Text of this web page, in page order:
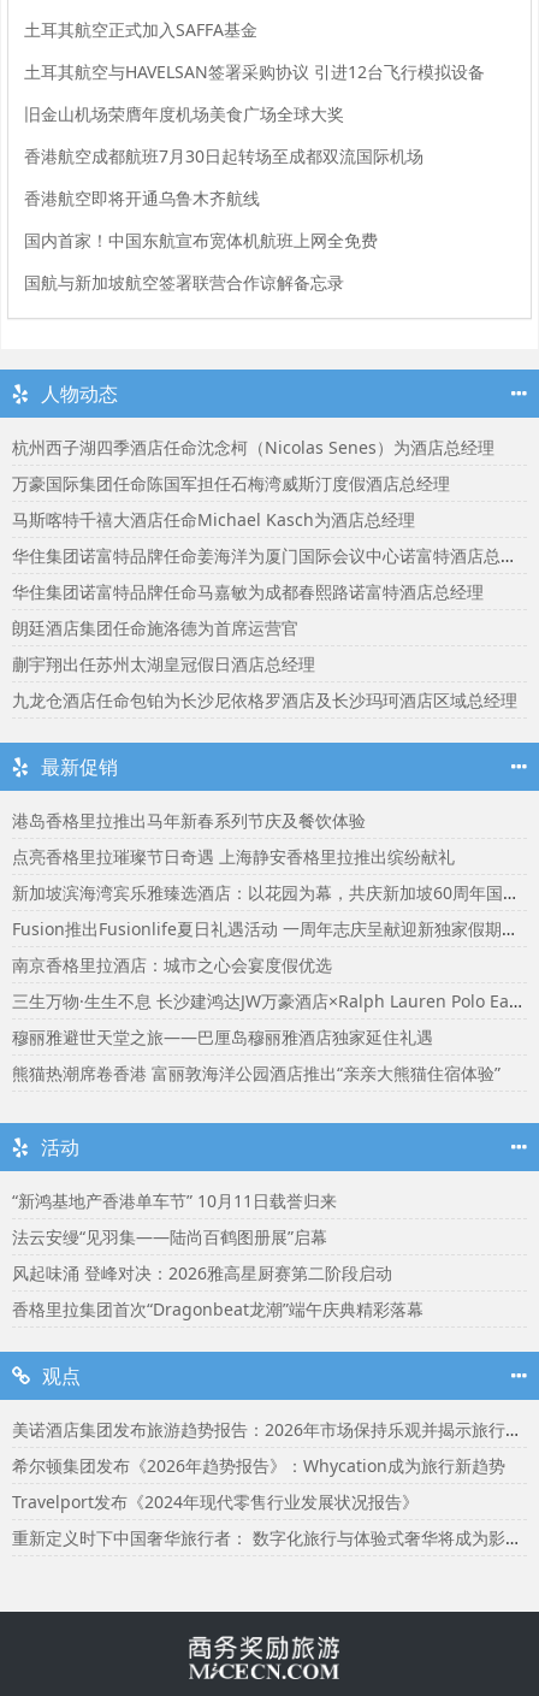
土耳其航空正式加入SAFFA基金
土耳其航空与HAVELSAN签署采购协议 引进12台飞行模拟设备
旧金山机场荣膺年度机场美食广场全球大奖
香港航空成都航班7月30日起转场至成都双流国际机场
香港航空即将开通乌鲁木齐航线
国内首家！中国东航宣布宽体机航班上网全免费
国航与新加坡航空签署联营合作谅解备忘录
人物动态
杭州西子湖四季酒店任命沈念柯（Nicolas Senes）为酒店总经理
万豪国际集团任命陈国军担任石梅湾威斯汀度假酒店总经理
马斯喀特千禧大酒店任命Michael Kasch为酒店总经理
华住集团诺富特品牌任命姜海洋为厦门国际会议中心诺富特酒店总经理
华住集团诺富特品牌任命马嘉敏为成都春熙路诺富特酒店总经理
朗廷酒店集团任命施洛德为首席运营官
蒯宇翔出任苏州太湖皇冠假日酒店总经理
九龙仓酒店任命包铂为长沙尼依格罗酒店及长沙玛珂酒店区域总经理
最新促销
港岛香格里拉推出马年新春系列节庆及餐饮体验
点亮香格里拉璀璨节日奇遇 上海静安香格里拉推出缤纷献礼
新加坡滨海湾宾乐雅臻选酒店：以花园为幕，共庆新加坡60周年国庆盛宴
Fusion推出Fusionlife夏日礼遇活动 一周年志庆呈献迎新独家假期奖赏
南京香格里拉酒店：城市之心会宴度假优选
三生万物·生生不息 长沙建鸿达JW万豪酒店×Ralph Lauren Polo Earth开启可持续生活旅行美学
穆丽雅避世天堂之旅——巴厘岛穆丽雅酒店独家延住礼遇
熊猫热潮席卷香港 富丽敦海洋公园酒店推出“亲亲大熊猫住宿体验”
活动
“新鸿基地产香港单车节” 10月11日载誉归来
法云安缦“见羽集——陆尚百鹤图册展”启幕
风起味涌 登峰对决：2026雅高星厨赛第二阶段启动
香格里拉集团首次“Dragonbeat龙潮”端午庆典精彩落幕
观点
美诺酒店集团发布旅游趋势报告：2026年市场保持乐观并揭示旅行者渴望联结
希尔顿集团发布《2026年趋势报告》：Whycation成为旅行新趋势
Travelport发布《2024年现代零售行业发展状况报告》
重新定义时下中国奢华旅行者： 数字化旅行与体验式奢华将成为影响2024年旅行选择的关键词